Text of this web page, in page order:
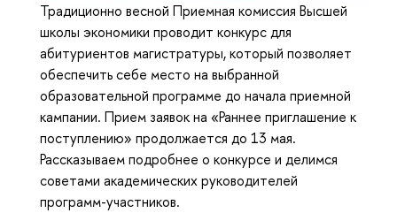
Традиционно весной Приемная комиссия Высшей
школы экономики проводит конкурс для
абитуриентов магистратуры, который позволяет
обеспечить себе место на выбранной
образовательной программе до начала приемной
кампании. Прием заявок на «Раннее приглашение к
поступлению» продолжается до 13 мая.
Рассказываем подробнее о конкурсе и делимся
советами академических руководителей
программ-участников.